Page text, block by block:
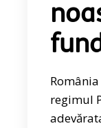
regimul